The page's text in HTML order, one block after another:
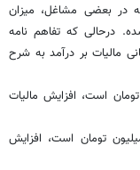
در بعضی مشاغل، میزان
درحالی که تفاهم نامه
مالیات بر درآمد به شرح
است، افزایش مالیات
مشاغلی که درآمد ماهانه آنها بین 1 تا 3 میلیون تومان است، افزایش